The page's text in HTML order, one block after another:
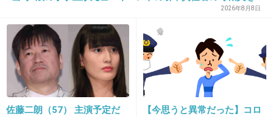
助けます。
今日道に杖ついたおばあちゃん転けてたので
起こしました。
「減給」の懲戒処分 児童の両親は「軽過ぎる」「全く納得
できない」 島根県邑南町
2026年8月8日
佐藤二朗（57） 主演予定だ
【今思うと異常だった】コロ